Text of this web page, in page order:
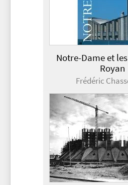
Notre-Dame et
Royan
Frédéric